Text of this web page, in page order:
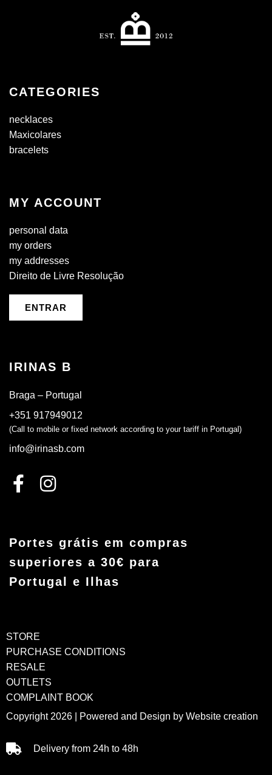
CATEGORIES
necklaces
Maxicolares
bracelets
MY ACCOUNT
personal data
my orders
my addresses
Direito de Livre Resolução
ENTRAR
IRINAS B
Braga – Portugal
+351 917949012
(Call to mobile or fixed network according to your tariff in Portugal)
info@irinasb.com
Portes grátis em compras
superiores a 30€ para
Portugal e Ilhas
STORE
PURCHASE CONDITIONS
RESALE
OUTLETS
COMPLAINT BOOK
Copyright 2026 | Powered and Design by Website creation
Delivery from 24h to 48h